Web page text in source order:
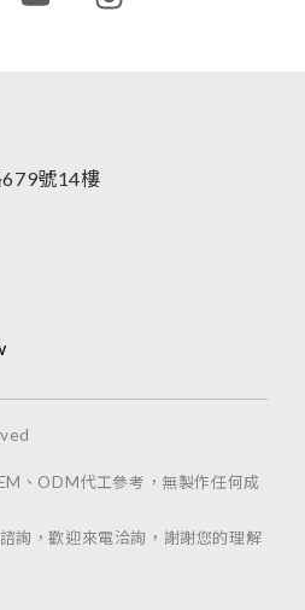
號14樓
、ODM代工參考，無製作任何成
詢，歡迎來電洽詢，謝謝您的理解